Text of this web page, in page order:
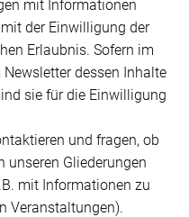
mit Informationen
der Einwilligung der
Erlaubnis. Sofern im
dessen Inhalte
sie für die Einwilligung
und fragen, ob
unseren Gliederungen
mit Informationen zu
Veranstaltungen).